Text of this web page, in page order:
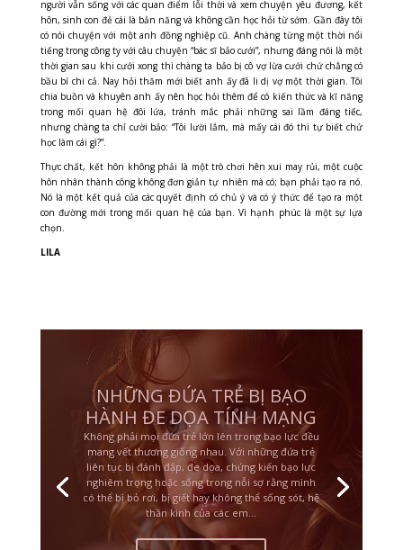
người vẫn sống với các quan điểm lỗi thời và xem chuyện yêu đương, kết
hôn, sinh con đẻ cái là bản năng và không cần học hỏi từ sớm. Gần đây tôi
có nói chuyện với một anh đồng nghiệp cũ. Anh chàng từng một thời nổi
tiếng trong công ty với câu chuyện “bác sĩ bảo cưới”, nhưng đáng nói là một
thời gian sau khi cưới xong thì chàng ta bảo bị cô vợ lừa cưới chứ chẳng có
bầu bí chi cả. Nay hỏi thăm mới biết anh ấy đã li dị vợ một thời gian. Tôi
chia buồn và khuyên anh ấy nên học hỏi thêm để có kiến thức và kĩ năng
trong mối quan hệ đôi lứa, tránh mắc phải những sai lầm đáng tiếc,
nhưng chàng ta chỉ cười bảo: “Tôi lười lắm, mà mấy cái đó thì tự biết chứ
học làm cái gì?”.
Thực chất, kết hôn không phải là một trò chơi hên xui may rủi, một cuộc
hôn nhân thành công không đơn giản tự nhiên mà có; bạn phải tạo ra nó.
Nó là một kết quả của các quyết định có chủ ý và có ý thức để tạo ra một
con đường mới trong mối quan hệ của bạn. Vì hạnh phúc là một sự lựa
chọn.
LILA
CPTSD – PHÂN BIỆT “ĐÓNG
BĂNG” VÀ “GIẢ CHẾT”
CPTSD (Rối loạn stress sau sang chấn phức hợp)
không chỉ liên quan đến ký ức đau buồn mà còn
ảnh hưởng sâu sắc đến hệ thần kinh tự động của
cơ thể. Một trong những điều thường gây nhầm
lẫn là trạng thái “đóng băng” và trạng thái “giả
chết” hay “sụp đổ”. Dù cả hai đều...